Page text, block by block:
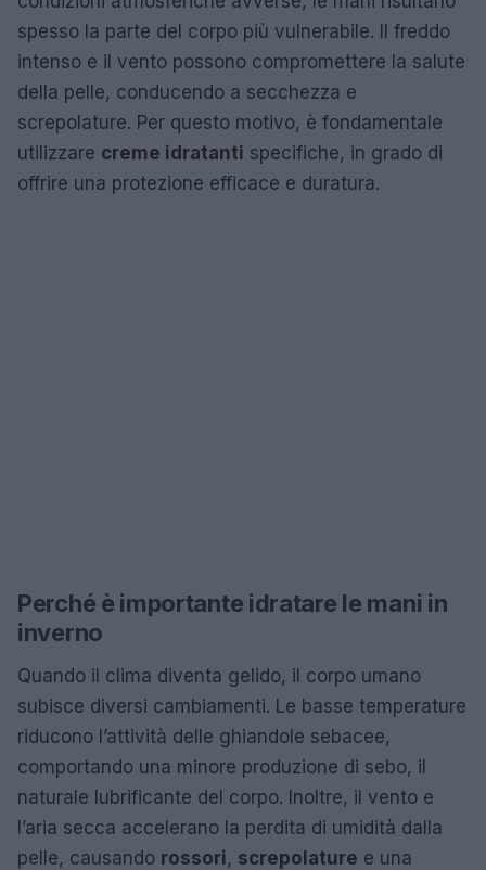
spesso la parte del corpo più vulnerabile. Il freddo
intenso e il vento possono compromettere la salute
della pelle, conducendo a secchezza e
screpolature. Per questo motivo, è fondamentale
utilizzare creme idratanti specifiche, in grado di
offrire una protezione efficace e duratura.
Perché è importante idratare le mani in
inverno
Quando il clima diventa gelido, il corpo umano
subisce diversi cambiamenti. Le basse temperature
riducono l’attività delle ghiandole sebacee,
comportando una minore produzione di sebo, il
naturale lubrificante del corpo. Inoltre, il vento e
l’aria secca accelerano la perdita di umidità dalla
pelle, causando rossori, screpolature e una